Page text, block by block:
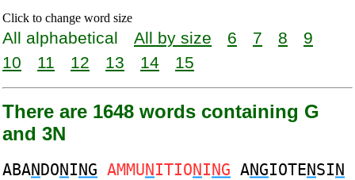
Click to change word size
All alphabetical All by size 6 7 8
9
10
11 12 13 14 15
There are 1648 words containing G
and 3N
ABANDONING AMMUNITIONING ANGIOTENSIN